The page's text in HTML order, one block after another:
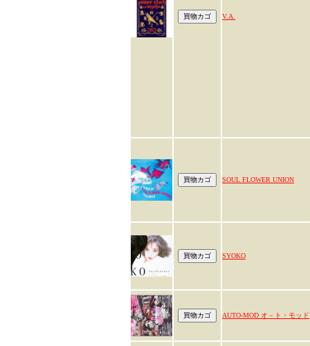
V.A.
SOUL FLOWER UNION
SYOKO
AUTO-MOD オ－ト・モッド